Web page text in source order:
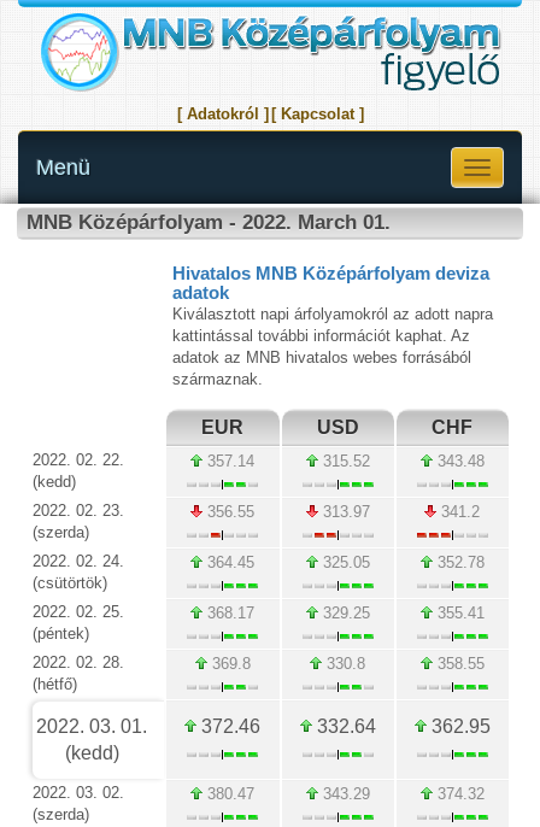
[ Adatokról ] [ Kapcsolat ]
Toggle
Menü
MNB Középárfolyam - 2022. March 01.
Hivatalos MNB Középárfolyam deviza
adatok
Kiválasztott napi árfolyamokról az adott napra
kattintással további információt kaphat. Az
adatok az MNB hivatalos webes forrásából
származnak.
EUR USD CHF
2022. 02. 22.
(kedd)
357.14 315.52 343.48
2022. 02. 23.
(szerda)
356.55 313.97 341.2
2022. 02. 24.
(csütörtök)
364.45 325.05 352.78
2022. 02. 25.
(péntek)
368.17 329.25 355.41
2022. 02. 28.
(hétfő)
369.8 330.8 358.55
2022. 03. 01.
(kedd)
372.46 332.64 362.95
2022. 03. 02.
(szerda)
380.47 343.29 374.32